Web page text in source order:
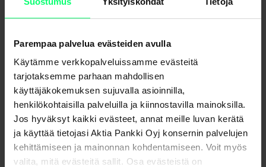
Parempaa palvelua evästeiden avulla
Käytämme verkkopalveluissamme evästeitä
tarjotaksemme parhaan mahdollisen
käyttäjäkokemuksen sujuvalla asioinnilla,
henkilökohtaisilla palveluilla ja kiinnostavilla mainoksilla.
Jos hyväksyt kaikki evästeet, annat meille luvan kerätä
ja käyttää tietojasi Aktia Pankki Oyj konsernin palvelujen
kehittämiseen ja mainonnan kohdentamiseen. Voit myös
valita, mitä evästeitä sallit. Osa evästeistä on
vuodelle 2022 on julkaistu